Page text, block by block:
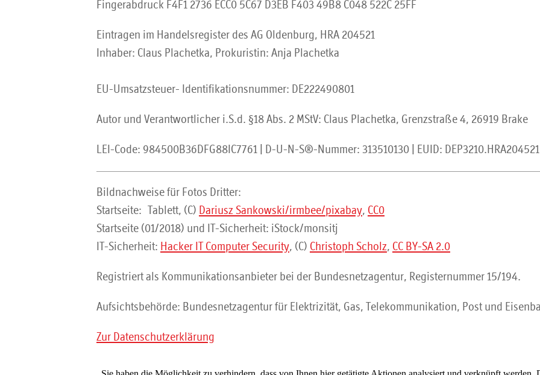
Fingerabdruck F4F1 2736 ECC0 5C67 D3EB F403 49B8 C048 522C 25FF
Eintragen im Handelsregister des AG Oldenburg, HRA 204521
Inhaber: Claus Plachetka, Prokuristin: Anja Plachetka
EU-Umsatzsteuer- Identifikationsnummer: DE222490801
Autor und Verantwortlicher i.S.d. §18 Abs. 2 MStV: Claus Plachetka, Grenzstraße 4, 26919 Brake
LEI-Code: 984500B36DFG88IC7761 | D-U-N-S®-Nummer: 313510130 | EUID: DEP3210.HRA204521
Bildnachweise für Fotos Dritter:
Startseite: Tablett, (C) Dariusz Sankowski/irmbee/pixabay, CC0
Startseite (01/2018) und IT-Sicherheit: iStock/monsitj
IT-Sicherheit: Hacker IT Computer Security, (C) Christoph Scholz, CC BY-SA 2.0
Registriert als Kommunikationsanbieter bei der Bundesnetzagentur, Registernummer 15/194.
Aufsichtsbehörde: Bundesnetzagentur für Elektrizität, Gas, Telekommunikation, Post und
Zur Datenschutzerklärung